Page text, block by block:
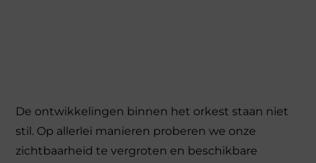
De ontwikkelingen binnen het orkest staan niet
stil. Op allerlei manieren proberen we onze
zichtbaarheid te vergroten en beschikbare